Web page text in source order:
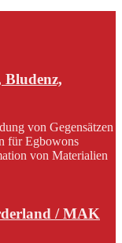
Bludenz,
von Gegensätzen
für Egbowons
von Materialien
/ MAK